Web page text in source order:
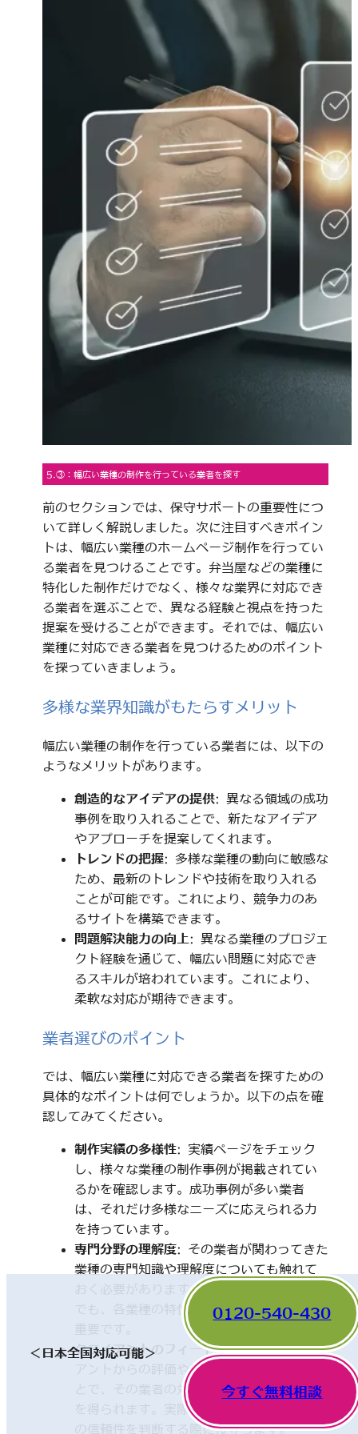
5.③：幅広い業種の制作を行っている業者を探す
前のセクションでは、保守サポートの重要性につ
いて詳しく解説しました。次に注目すべきポイン
トは、幅広い業種のホームページ制作を行ってい
る業者を見つけることです。弁当屋などの業種に
特化した制作だけでなく、様々な業界に対応でき
る業者を選ぶことで、異なる経験と視点を持った
提案を受けることができます。それでは、幅広い
業種に対応できる業者を見つけるためのポイント
を探っていきましょう。
多様な業界知識がもたらすメリット
幅広い業種の制作を行っている業者には、以下の
ようなメリットがあります。
創造的なアイデアの提供: 異なる領域の成功
事例を取り入れることで、新たなアイデア
やアプローチを提案してくれます。
トレンドの把握: 多様な業種の動向に敏感な
ため、最新のトレンドや技術を取り入れる
ことが可能です。これにより、競争力のあ
るサイトを構築できます。
問題解決能力の向上: 異なる業種のプロジェ
クト経験を通じて、幅広い問題に対応でき
るスキルが培われています。これにより、
柔軟な対応が期待できます。
業者選びのポイント
では、幅広い業種に対応できる業者を探すための
具体的なポイントは何でしょうか。以下の点を確
認してみてください。
制作実績の多様性: 実績ページをチェック
し、様々な業種の制作事例が掲載されてい
るかを確認します。成功事例が多い業者
は、それだけ多様なニーズに応えられる力
を持っています。
専門分野の理解度: その業者が関わってきた
業種の専門知識や理解度についても触れて
おく必要があります。一見、異なった分野
でも、各業種の特性を理解していることが
クライアントのフィードバック: 他のクライ
アントからの評価やレビューを確認するこ
とで、その業者の対応や成果に関する情報
を得られます。実際の利用者の声は、業者
の信頼性を判断する際に役立ちます。
＜日本全国対応可能＞
0120-540-430
今すぐ無料相談